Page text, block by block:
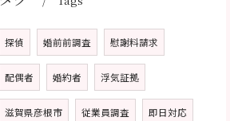
探偵 婚前前調査 慰謝料請求
配偶者 婚約者 浮気証拠
滋賀県彦根市 従業員調査 即日対応